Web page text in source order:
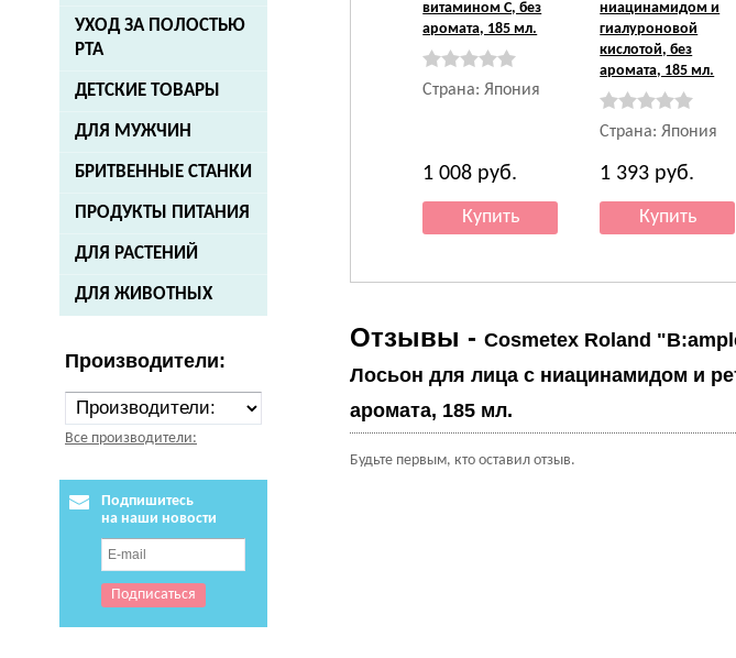
УХОД ЗА ПОЛОСТЬЮ
РТА
ДЕТСКИЕ ТОВАРЫ
ДЛЯ МУЖЧИН
БРИТВЕННЫЕ СТАНКИ
ПРОДУКТЫ ПИТАНИЯ
ДЛЯ РАСТЕНИЙ
ДЛЯ ЖИВОТНЫХ
Производители:
Все производители:
Подпишитесь
на наши новости
витамином С, без
аромата, 185 мл.
Страна: Япония
1 008 руб.
ниацинамидом и
гиалуроновой
кислотой, без
аромата, 185 мл.
Страна: Япония
1 393 руб.
Отзывы -Cosmetex Roland
Лосьон для лица с ниацинамидом и
аромата, 185 мл.
Будьте первым, кто оставил отзыв.